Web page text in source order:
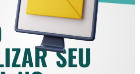
SEU E-
CREFITO-7